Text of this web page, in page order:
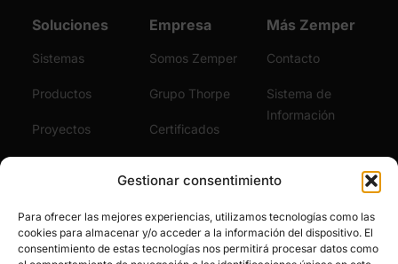
Gestionar consentimiento
Para ofrecer las mejores experiencias, utilizamos tecnologías como las
cookies para almacenar y/o acceder a la información del dispositivo. El
consentimiento de estas tecnologías nos permitirá procesar datos como
Soluciones
Sistemas
Productos
Proyectos
Empresa
Somos Zemper
Grupo Thorpe
Certificados
Únete al Equipo
Más Zemper
Contacto
Sistema de
Información